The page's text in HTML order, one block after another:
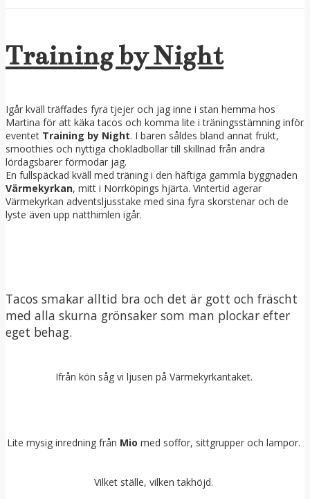
Training by Night
Igår kväll träffades fyra tjejer och jag inne i stan hemma hos
Martina för att käka tacos och komma lite i träningsstämning inför
eventet Training by Night. I baren såldes bland annat frukt,
smoothies och nyttiga chokladbollar till skillnad från andra
lördagsbarer förmodar jag.
En fullspäckad kväll med träning i den häftiga gammla byggnaden
Värmekyrkan, mitt i Norrköpings hjärta. Vintertid agerar
Värmekyrkan adventsljusstake med sina fyra skorstenar och de
lyste även upp natthimlen igår.
Tacos smakar alltid bra och det är gott och fräscht
med alla skurna grönsaker som man plockar efter
eget behag.
Ifrån kön såg vi ljusen på Värmekyrkantaket.
Lite mysig inredning från Mio med soffor, sittgrupper och lampor.
Vilket ställe, vilken takhöjd.